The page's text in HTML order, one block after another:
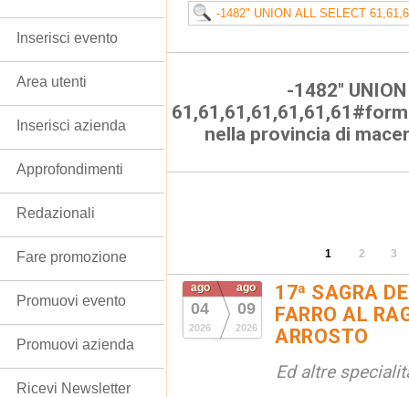
-1482"
nella provincia di
1 2 3
ago
04
2026
ago
09
2026
17ª SAGRA
FARRO AL
ARROSTO
Ed altre
Inserisci evento
Area utenti
Inserisci azienda
Approfondimenti
Redazionali
Fare promozione
Promuovi evento
Promuovi azienda
Ricevi Newsletter